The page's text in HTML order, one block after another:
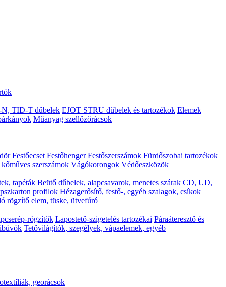
TID-T dűbelek EJOT STRU dűbelek és tartozékok Elemek
Műanyag szellőzőrácsok
Festőecset Festőhenger Festőszerszámok Fürdőszobai tartozékok
szerszámok Vágókorongok Védőeszközök
tapéták Beütő dűbelek, alapcsavarok, menetes szárak CD, UD,
profilok Hézagerősítő, festő-, egyéb szalagok, csíkok
rögzítő elem, tüske, ütvefúró
rögzítők Lapostető-szigetelés tartozékai Páraáteresztő és
Tetővilágítók, szegélyek, vápaelemek, egyéb
georácsok